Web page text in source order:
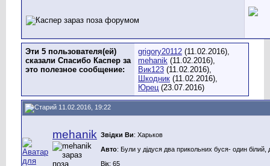
Эти 5 пользователя(ей)
сказали Спасибо Каспер за
это полезное сообщение:
grigory20112 (11.02.2016),
mehanik (11.02.2016),
Вик123 (11.02.2016),
Шкодник (11.02.2016),
Юрец (23.07.2016)
11.02.2016, 19:22
mehanik Звідки Ви: Харьков
Авто: Були у дідуся два прикольних буся- один білий,
Вік: 65